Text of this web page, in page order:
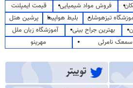
فروش مواد شیمیایی
قیمت ایمپلنت
تیزهوشان بلیط هواپیما
پرشین هتل
بهترین جراح بینی
آموزشگاه زبان ملل
نامرئی
مهرینو